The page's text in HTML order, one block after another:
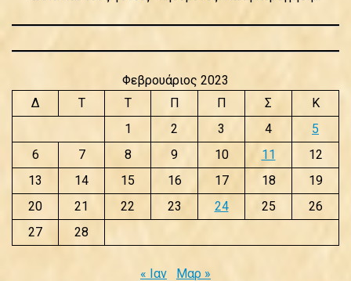
Φεβρουάριος 2023
Δ
Τ Τ Π Π Σ
Κ
1
2 3 4
5
6
7 8 9 10 11
12
13
14 15 16 17 18
19
20
21 22 23 24 25
26
27
28
« Ιαν Μαρ »